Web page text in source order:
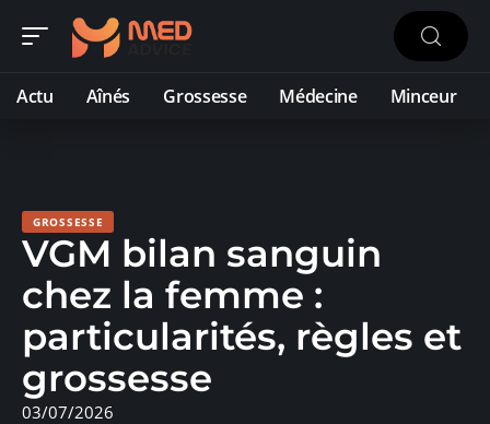
Actu Aînés Grossesse Médecine Minceur
GROSSESSE
VGM bilan sanguin
chez la femme :
particularités, règles et
grossesse
03/07/2026